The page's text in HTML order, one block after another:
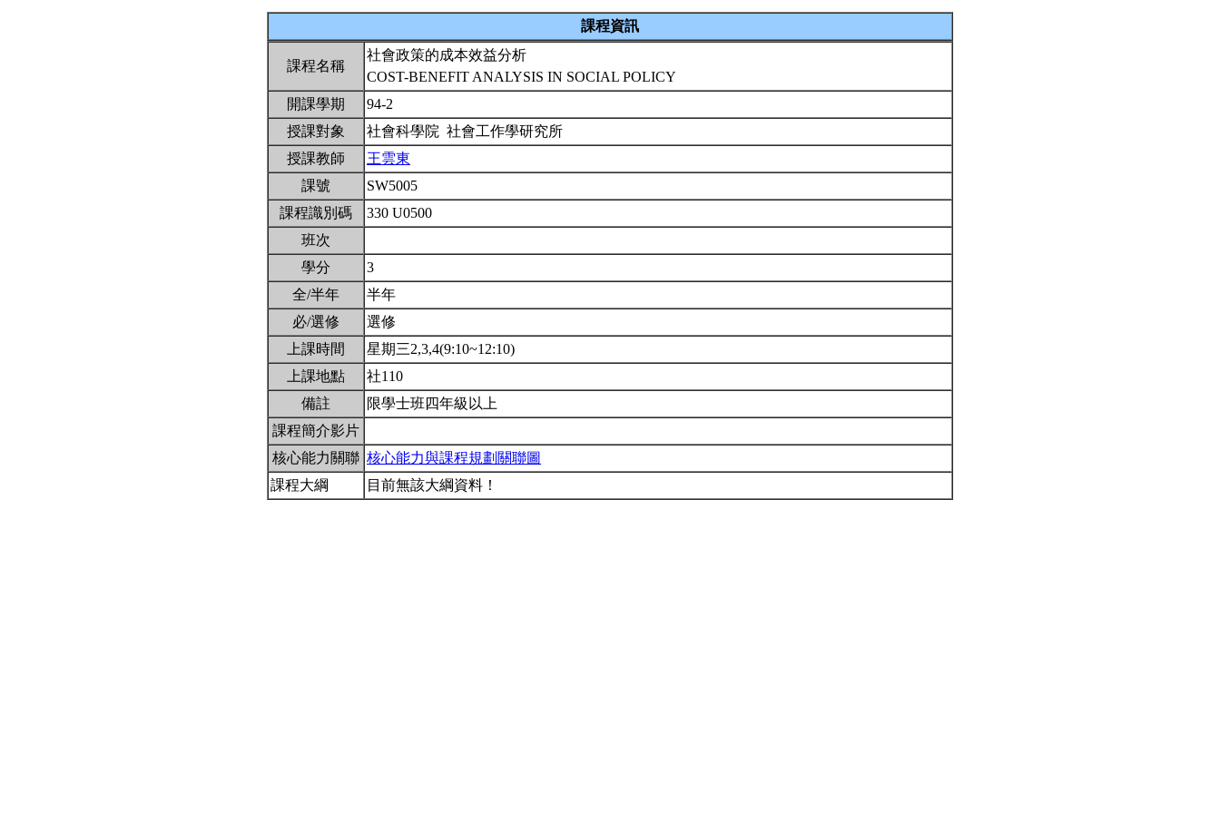
課程資訊
課程名稱
社會政策的成本效益分析
COST-BENEFIT ANALYSIS IN SOCIAL POLICY
開課學期
94-2
授課對象
社會科學院 社會工作學研究所
授課教師
王雲東
課號
SW5005
課程識別碼
330 U0500
班次
學分
3
全/半年
半年
必/選修
選修
上課時間
星期三2,3,4(9:10~12:10)
上課地點
社110
備註
限學士班四年級以上
課程簡介影片
核心能力關聯 核心能力與課程規劃關聯圖
課程大綱
目前無該大綱資料！